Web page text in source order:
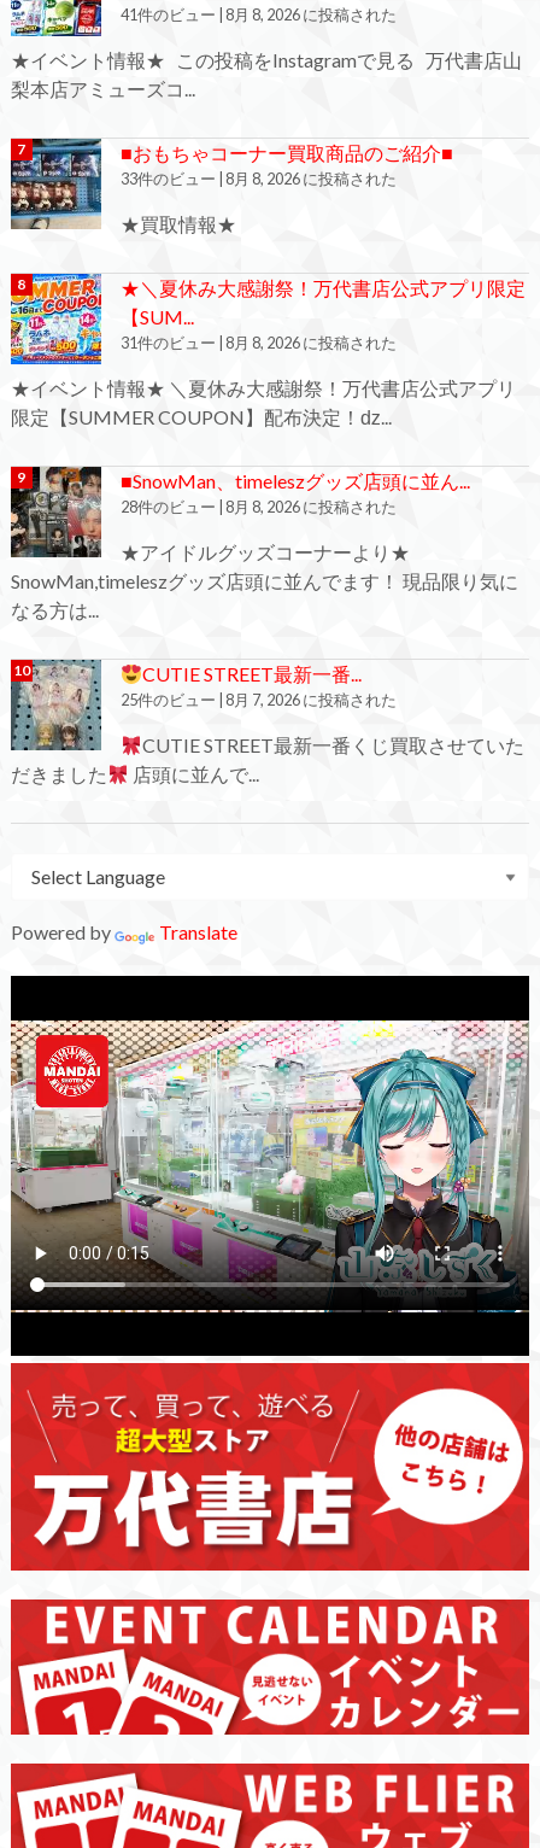
41件のビュー 8月 8, 2026 に投稿された
★イベント情報★ この投稿をInstagramで見る 万代書店山
梨本店アミューズコ...
■おもちゃコーナー買取商品のご紹介■
33件のビュー 8月 8, 2026 に投稿された
★買取情報★
★＼夏休み大感謝祭！万代書店公式アプリ限定
【SUM...
31件のビュー 8月 8, 2026 に投稿された
★イベント情報★ ＼夏休み大感謝祭！万代書店公式アプリ
限定【SUMMER COUPON】配布決定！ǳ...
■SnowMan、timeleszグッズ店頭に並ん...
28件のビュー 8月 8, 2026 に投稿された
★アイドルグッズコーナーより★
SnowMan,timeleszグッズ店頭に並んでます！ 現品限り気に
なる方は...
CUTIE STREET最新一番...
25件のビュー 8月 7, 2026 に投稿された
CUTIE STREET最新一番くじ買取させていた
だきました
店頭に並んで...
Powered by Translate